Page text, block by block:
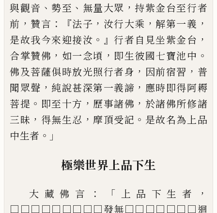
與觀音 、 勢至 、 無量大眾 ， 持紫金台至行者
前 ， 贊言 ： 『法子 ， 汝行大乘 ， 解第一義 ，
是故我今來迎接汝 。』行者 自見坐紫金台 ，
合掌贊佛 ， 如一念頃 ， 即生彼國七寶池中 。
佛及菩薩俱時放光照行者身 ， 因前宿習 ， 普
聞眾聲 ， 純說甚深第一義諦 ， 應時即得阿耨
菩提 。 即至十方 ， 歷事諸佛 ， 於諸佛所修諸
三昧 ， 得無生忍 ， 摩頂受記 。 是故名為上品
中生者 。」
極樂世界上品下生
大藏佛言 ：「 上品下生 者 ，
□□□□□□□□□發無□□□□□□□迴